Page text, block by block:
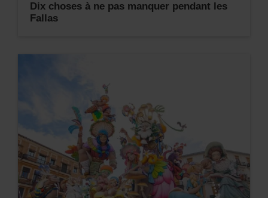
Dix choses à ne pas manquer pendant les
Fallas